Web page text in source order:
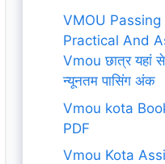
VMOU
Practical And
Vmou छात्र यहां
न्यूनतम पासिंग अंक
Vmou kota
PDF
Vmou Kota